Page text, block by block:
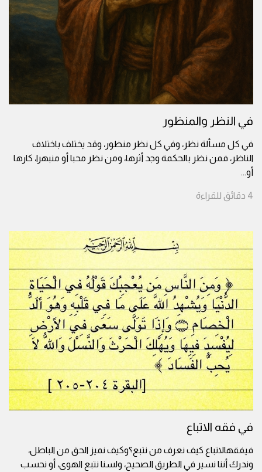
في النظر والمنظور
في كل مسألة نظر، وفي كل نظر منظور، وقد يختلف باختلاف
الناظر، فمن نظر بالحكمة وجد أثرها، ومن نظر محبا أو منبهرا، كارها
أو...
4 دقائق للقراءة
في فقه الاتباع
فيفقهالاتباع كيف نعرف من نتبع؟وكيف نميز الحق من الباطل،
وندرك أننا نسير في الطريق الصحيح، ولسنا نتبع الهوى، أو نحسب